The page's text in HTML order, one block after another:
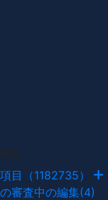
項目（1182735）
の審査中の編集(4)